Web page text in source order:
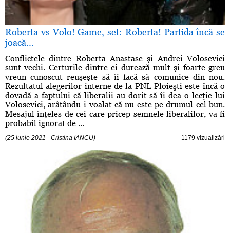
Roberta vs Volo! Game, set: Roberta! Partida încă se
joacă...
Conflictele dintre Roberta Anastase şi Andrei Volosevici
sunt vechi. Certurile dintre ei durează mult şi foarte greu
vreun cunoscut reuşeşte să îi facă să comunice din nou.
Rezultatul alegerilor interne de la PNL Ploieşti este încă o
dovadă a faptului că liberalii au dorit să îi dea o lecţie lui
Volosevici, arâtându-i voalat că nu este pe drumul cel bun.
Mesajul înţeles de cei care pricep semnele liberalilor, va fi
probabil ignorat de ...
(25 iunie 2021 - Cristina IANCU) 1179 vizualizări